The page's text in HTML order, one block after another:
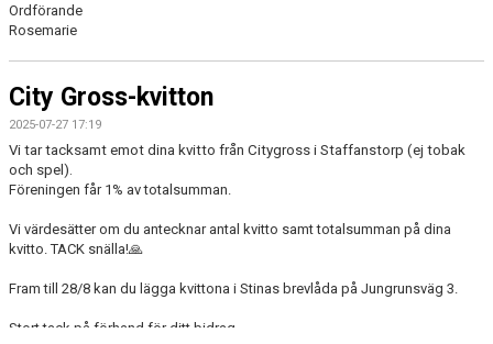
Ordförande
Rosemarie
City Gross-kvitton
2025-07-27 17:19
Vi tar tacksamt emot dina kvitto från Citygross i Staffanstorp (ej tobak
och spel).
Föreningen får 1% av totalsumman.
Vi värdesätter om du antecknar antal kvitto samt totalsumman på dina
kvitto. TACK snälla!🙏
Fram till 28/8 kan du lägga kvittona i Stinas brevlåda på Jungrunsväg 3.
Stort tack på förhand för ditt bidrag.